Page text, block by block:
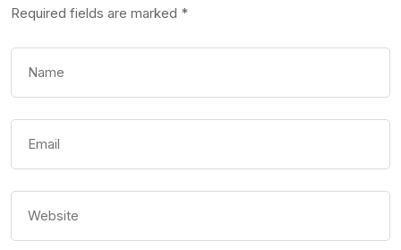
Required fields are marked *